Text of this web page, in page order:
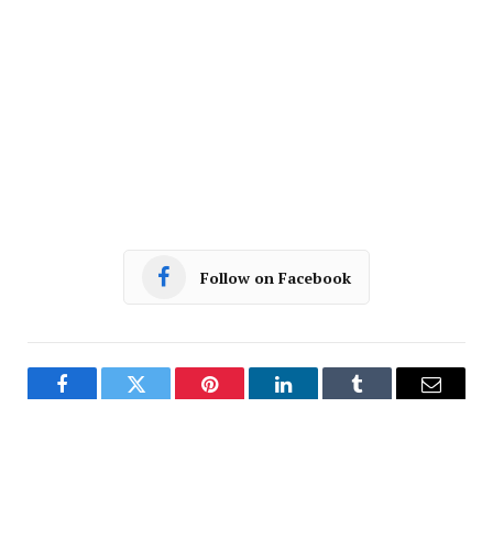
Follow on Facebook
FacebookTwitter Pinterest LinkedInTumblr Email